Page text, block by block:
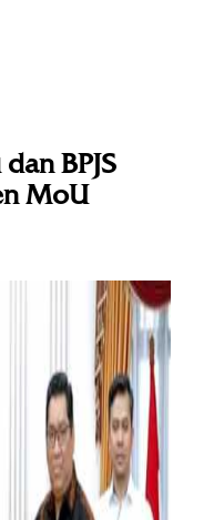
BPJS
MoU